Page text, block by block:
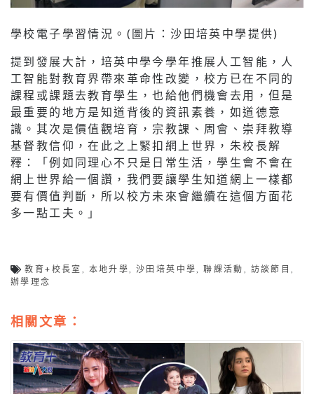
學校電子學習情況。(圖片：沙田培英中學提供)
提到發展大計，培英中學今學年推展人工智能，人
工智能對教育界帶來革命性改變，校方已在不同的
課程或課題去教育學生，也給他們機會去用，但是
最重要的地方是知道背後的資訊素養，如道德意
識。其次是價值觀培育，宗教課、周會、崇拜教導
基督教信仰，在此之上緊扣網上世界，朱校長解
釋：「例如同理心不只是日常生活，學生會不會在
網上世界給一個讚，我們要讓學生知道網上一樣都
要有價值判斷，所以校方未來會繼續在這個方面花
多一點工夫。」
教育+校長室 本地升學 ,沙田培英中學 ,聯課活動 訪談節目
辦學理念
相關文章：